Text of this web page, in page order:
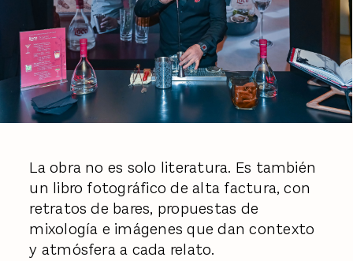
La obra no es solo literatura. Es también
un libro fotográfico de alta factura, con
retratos de bares, propuestas de
mixología e imágenes que dan contexto
y atmósfera a cada relato.